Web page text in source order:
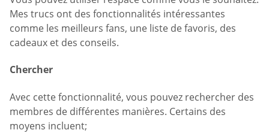
Mes trucs ont des fonctionnalités intéressantes
comme les meilleurs fans, une liste de favoris, des
cadeaux et des conseils.
Chercher
Avec cette fonctionnalité, vous pouvez rechercher des
membres de différentes manières. Certains des
moyens incluent;